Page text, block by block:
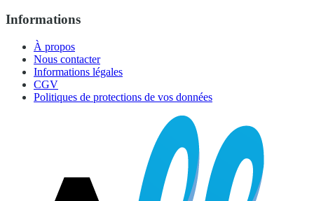
Informations
À propos
Nous contacter
Informations légales
CGV
Politiques de protections de vos données